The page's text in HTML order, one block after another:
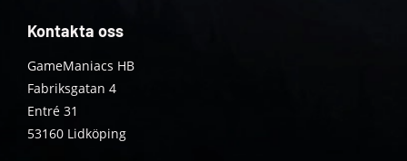
Kontakta oss
GameManiacs HB
Fabriksgatan 4
Entré 31
53160 Lidköping